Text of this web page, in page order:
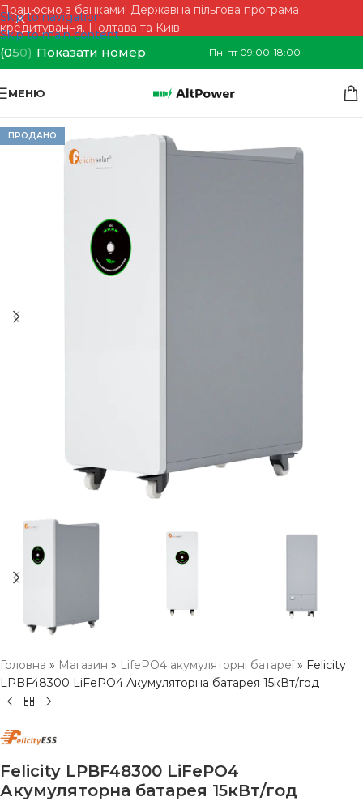
Skip to navigation
Skip to main content
Працюємо з банками! Державна пільгова програма
кредитування. Полтава та Київ.
(050) Показати номер Пн-пт 09:00-18:00
МЕНЮ
ПРОДАНО
Головна » Магазин » LifePO4 акумуляторні батареї» Felicity
LPBF48300 LiFePO4 Акумуляторна батарея 15кВт/год
Felicity LPBF48300 LiFePO4
Акумуляторна батарея 15кВт/год